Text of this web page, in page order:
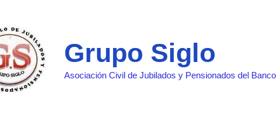
Grupo Siglo
Asociación Civil de Jubilados y Pensionados del